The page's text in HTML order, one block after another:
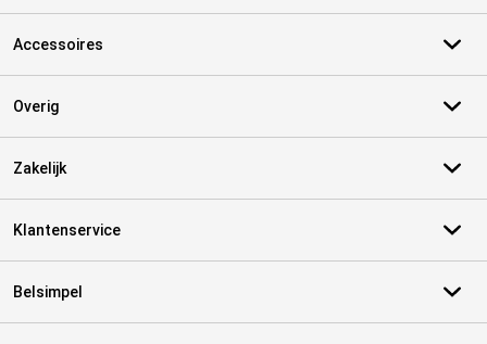
Accessoires
Overig
Zakelijk
Klantenservice
Belsimpel